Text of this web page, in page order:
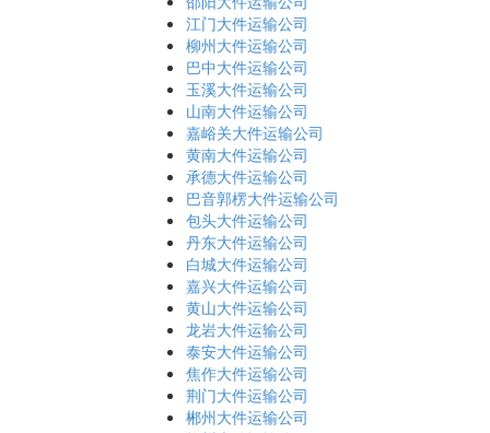
江门大件运输公司
柳州大件运输公司
巴中大件运输公司
玉溪大件运输公司
山南大件运输公司
嘉峪关大件运输公司
黄南大件运输公司
承德大件运输公司
巴音郭楞大件运输公司
包头大件运输公司
丹东大件运输公司
白城大件运输公司
嘉兴大件运输公司
黄山大件运输公司
龙岩大件运输公司
泰安大件运输公司
焦作大件运输公司
荆门大件运输公司
郴州大件运输公司